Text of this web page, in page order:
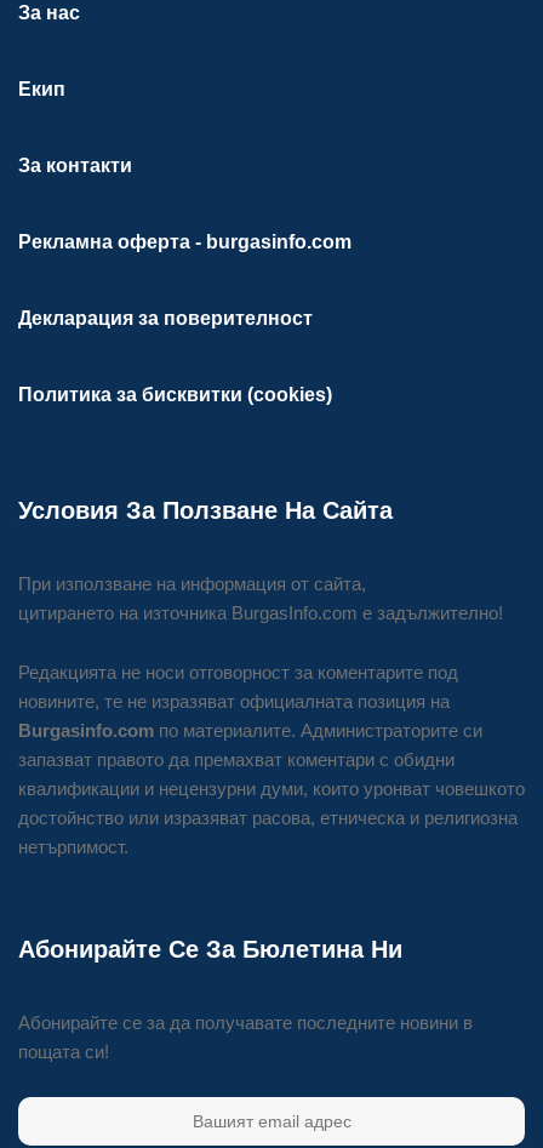
За нас
Екип
За контакти
Рекламна оферта - burgasinfo.com
Декларация за поверителност
Политика за бисквитки (cookies)
Условия За Ползване На Сайта
При използване на информация от сайта,
цитирането на източника BurgasInfo.com е задължително!
Редакцията не носи отговорност за коментарите под
новините, те не изразяват официалната позиция на
Burgasinfo.com по материалите. Администраторите си
запазват правото да премахват коментари с обидни
квалификации и нецензурни думи, които уронват човешкото
достойнство или изразяват расова, етническа и религиозна
нетърпимост.
Абонирайте Се За Бюлетина Ни
Абонирайте се за да получавате последните новини в
пощата си!